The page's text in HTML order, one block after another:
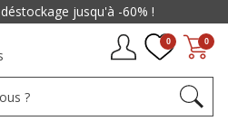
0
0
déstockage jusqu'à -60% !